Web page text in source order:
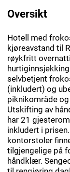
Oversikt
Hotell med
kjøreavstand til
røykfritt
selvbetjent
(inkludert) og
piknikområde
Utskifting av
har 21
inkludert i
kontorstoler
tilgjengelige på
håndklær.